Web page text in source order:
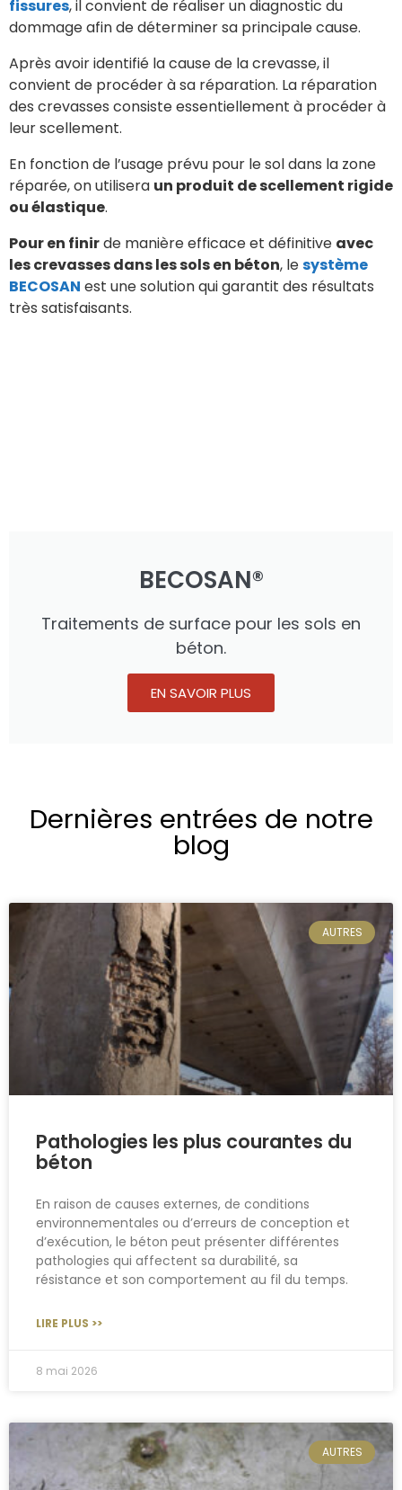
fissures, il convient de réaliser un diagnostic du
dommage afin de déterminer sa principale cause.
Après avoir identifié la cause de la crevasse, il
convient de procéder à sa réparation. La réparation
des crevasses consiste essentiellement à procéder à
leur scellement.
En fonction de l’usage prévu pour le sol dans la zone
réparée, on utilisera un produit de scellement rigide
ou élastique.
Pour en finirde manière efficace et définitive avec
les crevasses dans les sols en béton, lesystème
BECOSAN est une solution qui garantit des résultats
très satisfaisants.
BECOSAN®
Traitements de surface pour les sols en
béton.
EN SAVOIR PLUS
Dernières entrées de notre
blog
AUTRES
Pathologies les plus courantes du
béton
En raison de causes externes, de conditions
environnementales ou d’erreurs de conception et
d’exécution, le béton peut présenter différentes
pathologies qui affectent sa durabilité, sa
résistance et son comportement au fil du temps.
LIRE PLUS >>
8 mai 2026
AUTRES